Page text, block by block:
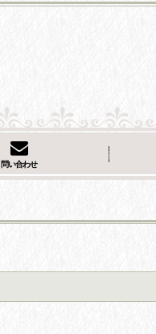
問い合わせ